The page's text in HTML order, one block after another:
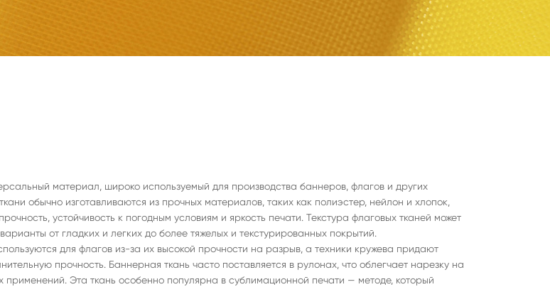
материал, широко используемый для производства баннеров, флагов и других
обычно изготавливаются из прочных материалов, таких как полиэстер, нейлон и хлопок,
устойчивость к погодным условиям и яркость печати. Текстура флаговых тканей может
от гладких и легких до более тяжелых и текстурированных покрытий.
для флагов из-за их высокой прочности на разрыв, а техники кружева придают
прочность. Баннерная ткань часто поставляется в рулонах, что облегчает нарезку на
применений. Эта ткань особенно популярна в сублимационной печати — методе, который